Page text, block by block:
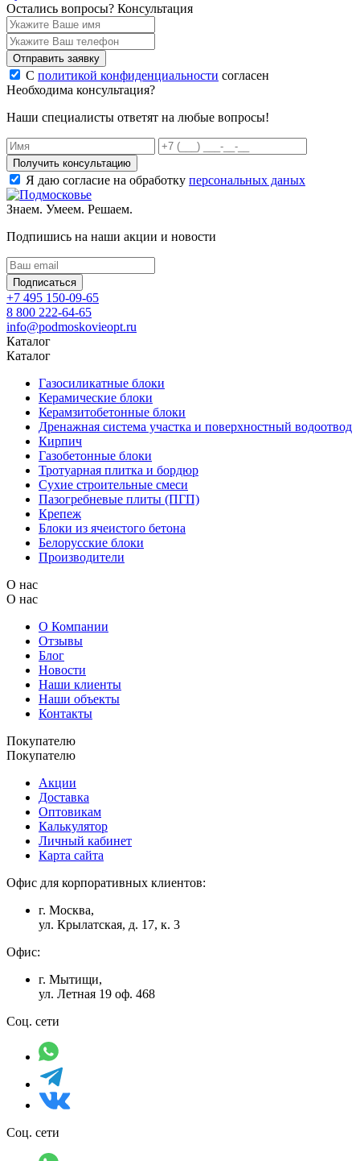
Остались вопросы? Консультация
Отправить заявку
С политикой конфиденциальности согласен
Необходима консультация?
Наши специалисты ответят на любые вопросы!
Получить консультацию
Я даю согласие на обработку персональных даных
Знаем. Умеем. Решаем.
Подпишись на наши акции и новости
Подписаться
+7 495 150-09-65
8 800 222-64-65
info@podmoskovieopt.ru
Каталог
Каталог
Газосиликатные блоки
Керамические блоки
Керамзитобетонные блоки
Дренажная система участка и поверхностный водоотвод
Кирпич
Газобетонные блоки
Тротуарная плитка и бордюр
Сухие строительные смеси
Пазогребневые плиты (ПГП)
Крепеж
Блоки из ячеистого бетона
Белорусские блоки
Производители
О нас
О нас
О Компании
Отзывы
Блог
Новости
Наши клиенты
Наши объекты
Контакты
Покупателю
Покупателю
Акции
Доставка
Оптовикам
Калькулятор
Личный кабинет
Карта сайта
Офис для корпоративных клиентов:
г. Москва,
ул. Крылатская, д. 17, к. 3
Офис:
г. Мытищи,
ул. Летная 19 оф. 468
Соц. сети
Соц. сети